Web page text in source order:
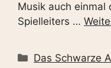
Musik auch einmal
Spielleiters …
Kategorien
Das Schwarze